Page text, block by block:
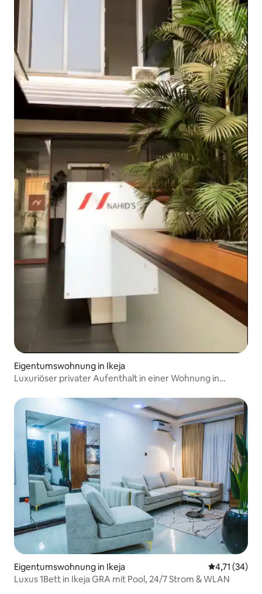
Eigentumswohnung in Ikeja
Luxuriöser privater Aufenthalt in einer Wohnung in
Eigentumswohnung in Ikeja
4,71 (34)
Luxus 1Bett in Ikeja GRA mit Pool, 24/7 Strom & WLAN